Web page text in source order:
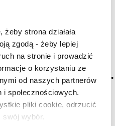
strona działała
zgodą - żeby lepiej
na stronie i prowadzić
o korzystaniu ze
od naszych partnerów
społecznościowych.
pliki cookie, odrzucić
wybór.
18 lat?
oraz wciąż
gwarantują wyjątkowe
etykietą J.M.